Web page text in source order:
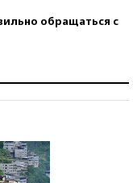
обращаться с